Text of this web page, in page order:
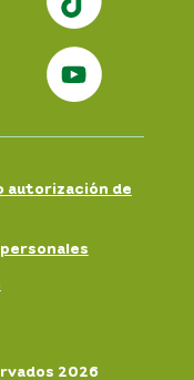
autorización de
2026